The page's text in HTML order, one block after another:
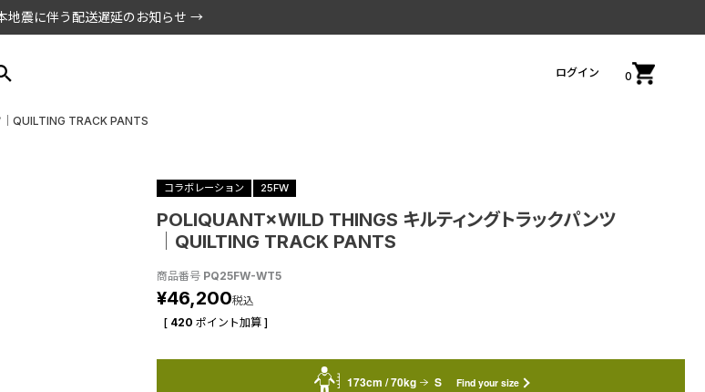
地震に伴う配送遅延のお知らせ →
ログイン 0
│QUILTING TRACK PANTS
コラボレーション 25FW
POLIQUANT×WILD THINGS キルティングトラックパンツ
│QUILTING TRACK PANTS
商品番号 PQ25FW-WT5
¥46,200税込
[ 420 ポイント加算 ]
173cm / 70kg S Find your size